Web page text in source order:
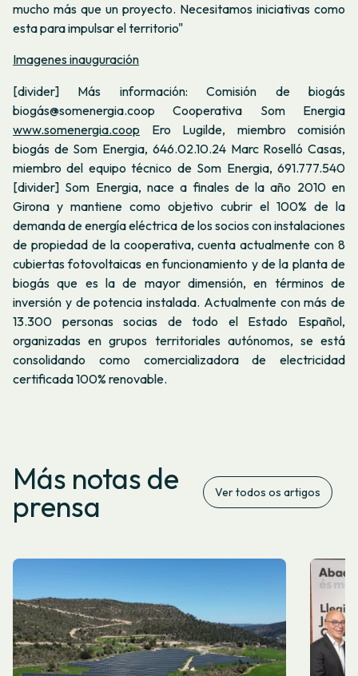
mucho más que un proyecto. Necesitamos iniciativas como
esta para impulsar el territorio"
Imagenes inauguración
[divider] Más información: Comisión de biogás
biogás@somenergia.coop Cooperativa Som Energia
www.somenergia.coop Ero Lugilde, miembro comisión
biogás de Som Energia, 646.02.10.24 Marc Roselló Casas,
miembro del equipo técnico de Som Energia, 691.777.540
[divider] Som Energia, nace a finales de la año 2010 en
Girona y mantiene como objetivo cubrir el 100% de la
demanda de energía eléctrica de los socios con instalaciones
de propiedad de la cooperativa, cuenta actualmente con 8
cubiertas fotovoltaicas en funcionamiento y de la planta de
biogás que es la de mayor dimensión, en términos de
inversión y de potencia instalada. Actualmente con más de
13.300 personas socias de todo el Estado Español,
organizadas en grupos territoriales autónomos, se está
consolidando como comercializadora de electricidad
certificada 100% renovable.
Más notas de
prensa Ver todos os artigos